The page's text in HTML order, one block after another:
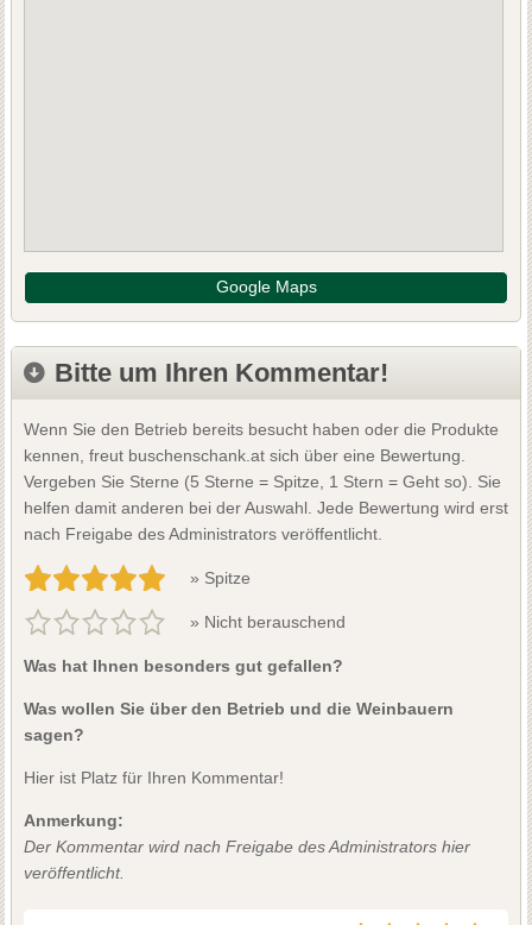
Google Maps
Bitte um Ihren Kommentar!
Wenn Sie den Betrieb bereits besucht haben oder die Produkte
kennen, freut buschenschank.at sich über eine Bewertung.
Vergeben Sie Sterne (5 Sterne = Spitze, 1 Stern = Geht so). Sie
helfen damit anderen bei der Auswahl. Jede Bewertung wird erst
nach Freigabe des Administrators veröffentlicht.
» Spitze
» Nicht berauschend
Was hat Ihnen besonders gut gefallen?
Was wollen Sie über den Betrieb und die Weinbauern
sagen?
Hier ist Platz für Ihren Kommentar!
Anmerkung:
Der Kommentar wird nach Freigabe des Administrators hier
veröffentlicht.